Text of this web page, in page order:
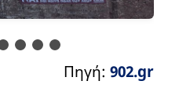
Πηγή: 902.gr